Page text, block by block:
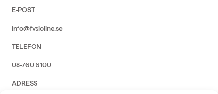
E-POST
info@fysioline.se
TELEFON
08-760 6100
ADRESS